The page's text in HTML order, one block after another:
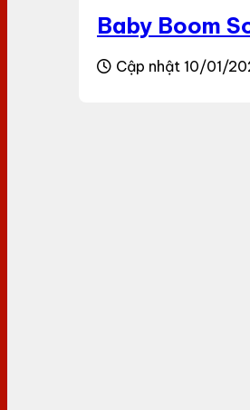
Baby Boom
Cập nhật 10/01/